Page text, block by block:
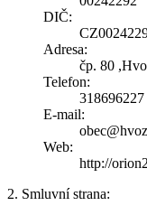
DIČ:
Adresa:
čp. 80
Telefon:
318696227
E-mail:
Web:
http://
2. Smluvní strana: